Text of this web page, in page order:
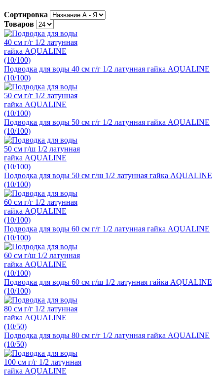
Сортировка
Товаров
Подводка для воды 40 см г/г 1/2 латунная гайка AQUALINE
(10/100)
Подводка для воды 50 см г/г 1/2 латунная гайка AQUALINE
(10/100)
Подводка для воды 50 см г/ш 1/2 латунная гайка AQUALINE
(10/100)
Подводка для воды 60 см г/г 1/2 латунная гайка AQUALINE
(10/100)
Подводка для воды 60 см г/ш 1/2 латунная гайка AQUALINE
(10/100)
Подводка для воды 80 см г/г 1/2 латунная гайка AQUALINE
(10/50)